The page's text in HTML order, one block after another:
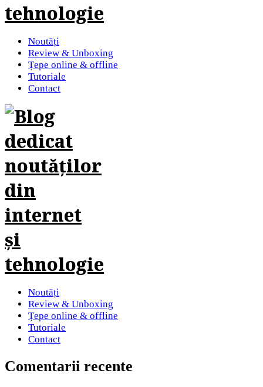
Noutăți
Review & Unboxing
Țepe online & offline
Tutoriale
Contact
Noutăți
Review & Unboxing
Țepe online & offline
Tutoriale
Contact
Comentarii recente